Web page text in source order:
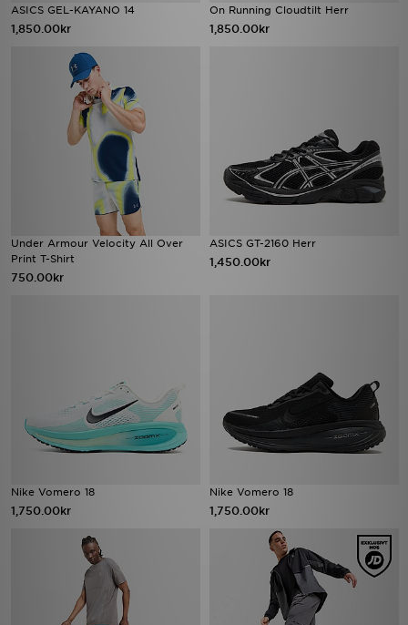
ASICS GEL-KAYANO 14
1,850.00kr
On Running Cloudtilt Herr
1,850.00kr
Under Armour Velocity All Over
Print T-Shirt
750.00kr
ASICS GT-2160 Herr
1,450.00kr
Nike Vomero 18
1,750.00kr
Nike Vomero 18
1,750.00kr